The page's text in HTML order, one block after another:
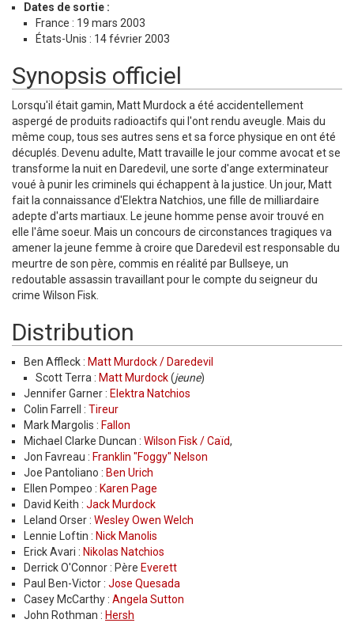
Dates de sortie :
France : 19 mars 2003
États-Unis : 14 février 2003
Synopsis officiel
Lorsqu'il était gamin, Matt Murdock a été accidentellement
aspergé de produits radioactifs qui l'ont rendu aveugle. Mais du
même coup, tous ses autres sens et sa force physique en ont été
décuplés. Devenu adulte, Matt travaille le jour comme avocat et se
transforme la nuit en Daredevil, une sorte d'ange exterminateur
voué à punir les criminels qui échappent à la justice. Un jour, Matt
fait la connaissance d'Elektra Natchios, une fille de milliardaire
adepte d'arts martiaux. Le jeune homme pense avoir trouvé en
elle l'âme soeur. Mais un concours de circonstances tragiques va
amener la jeune femme à croire que Daredevil est responsable du
meurtre de son père, commis en réalité par Bullseye, un
redoutable assassin travaillant pour le compte du seigneur du
crime Wilson Fisk.
Distribution
Ben Affleck : Matt Murdock / Daredevil
Scott Terra : Matt Murdock(jeune)
Jennifer Garner : Elektra Natchios
Colin Farrell : Tireur
Mark Margolis : Fallon
Michael Clarke Duncan : Wilson Fisk / Caïd,
Jon Favreau : Franklin "Foggy" Nelson
Joe Pantoliano : Ben Urich
Ellen Pompeo : Karen Page
David Keith : Jack Murdock
Leland Orser : Wesley Owen Welch
Lennie Loftin : Nick Manolis
Erick Avari : Nikolas Natchios
Derrick O'Connor : Père Everett
Paul Ben-Victor : Jose Quesada
Casey McCarthy : Angela Sutton
John Rothman : Hersh